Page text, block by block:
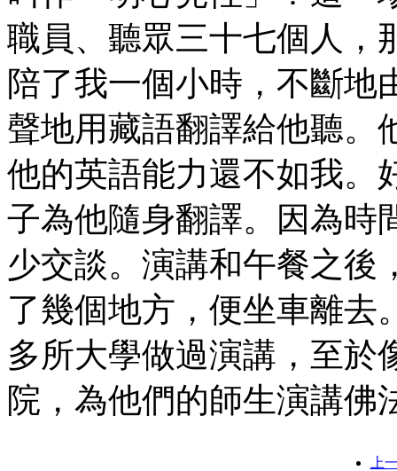
職員、聽眾三十七個人，
陪了我一個小時，不斷地
聲地用藏語翻譯給他聽。
他的英語能力還不如我。
子為他隨身翻譯。因為時
少交談。演講和午餐之後
了幾個地方，便坐車離去
多所大學做過演講，至於
院，為他們的師生演講佛
上